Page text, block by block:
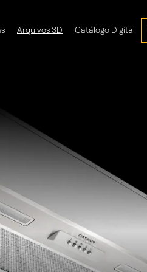
Arquivos 3D Catálogo Digital